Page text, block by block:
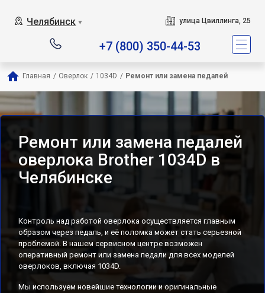
Челябинск ▼ улица Цвиллинга, 25
+7 (800) 350-44-53
Главная / Оверлок / 1034D / Ремонт или замена педалей
Ремонт или замена педалей
оверлока Brother 1034D в
Челябинске
Контроль над работой оверлока осуществляется главным
образом через педаль, и её поломка может стать серьезной
проблемой. В нашем сервисном центре возможен
оперативный ремонт или замена педали для всех моделей
оверлоков, включая 1034D.
Мы используем новейшие технологии и оригинальные